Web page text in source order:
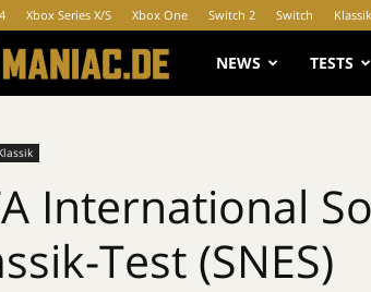
Xbox Series X/S Xbox One Switch 2 Switch Klassik
MANIAC.de
NEWS TESTS
International
Test (SNES)